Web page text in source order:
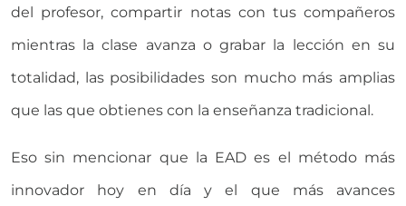
del profesor, compartir notas con tus compañeros
mientras la clase avanza o grabar la lección en su
totalidad, las posibilidades son mucho más amplias
que las que obtienes con la enseñanza tradicional.
Eso sin mencionar que la EAD es el método más
innovador hoy en día y el que más avances